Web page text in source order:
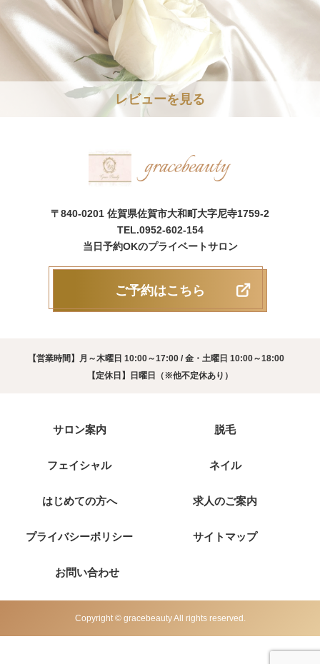
レビューを見る
〒840-0201 佐賀県佐賀市大和町大字尼寺1759-2
TEL.0952-602-154
当日予約OKのプライベートサロン
ご予約はこちら
【営業時間】月～木曜日 10:00～17:00 / 金・土曜日 10:00～18:00
【定休日】日曜日（※他不定休あり）
サロン案内 脱毛
フェイシャル ネイル
はじめての方へ 求人のご案内
プライバシーポリシー サイトマップ
お問い合わせ
Copyright © gracebeauty All rights reserved.